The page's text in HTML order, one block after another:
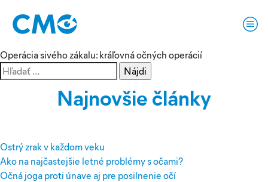
Značka:
Operácia sivého zákalu: kráľovná očných operácií
Hľadať:
Najnovšie články
Ostrý zrak v každom veku
Ako na najčastejšie letné problémy s očami?
Očná joga proti únave aj pre posilnenie očí